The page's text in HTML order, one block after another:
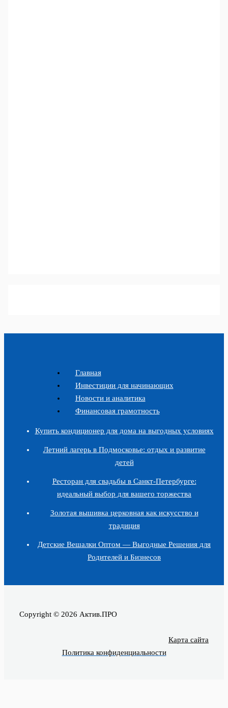
Главная
Инвестиции для начинающих
Новости и аналитика
Финансовая грамотность
Купить кондиционер для дома на выгодных условиях
Летний лагерь в Подмосковье: отдых и развитие
детей
Ресторан для свадьбы в Санкт-Петербурге:
идеальный выбор для вашего торжества
Золотая вышивка церковная как искусство и
традиция
Детские Вешалки Оптом — Выгодные Решения для
Родителей и Бизнесов
Copyright © 2026 Актив.ПРО
Карта сайта
Политика конфиденциальности